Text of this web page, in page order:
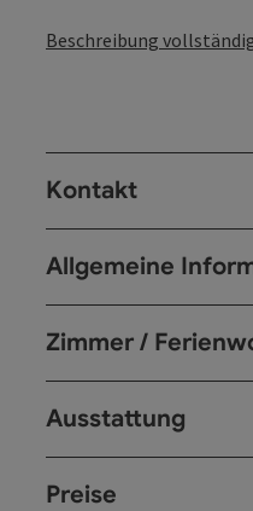
Beschreibung
Kontakt
Allgemeine
Zimmer /
Ausstattung
Preise